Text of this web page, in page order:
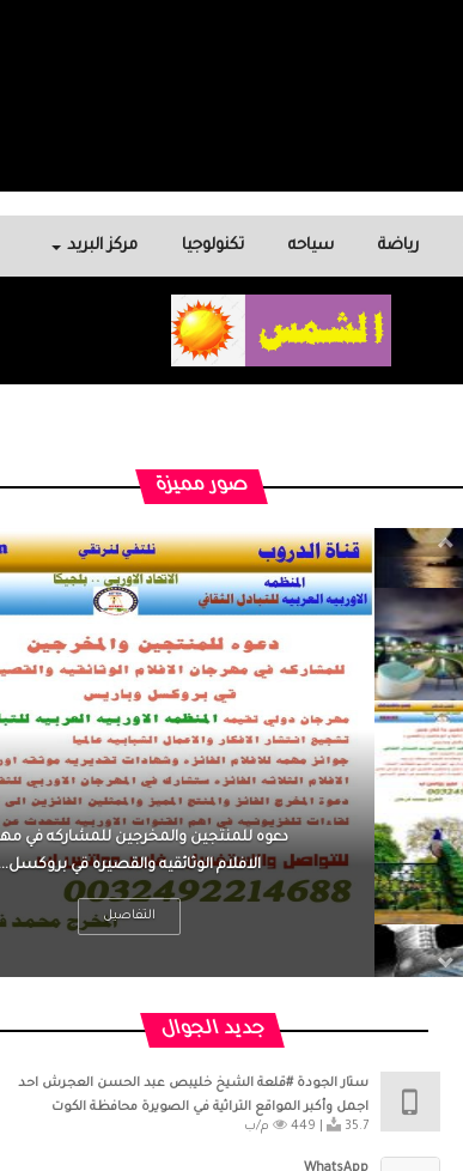
رياضة سياحه تكنولوجيا مركز البريد
صور مميزة
دعوه للمنتجين والمخرجين للمشاركه في
الافلام الوثائقيه والقصيره قي
التفاصيل
جديد الجوال
ستار الجودة #قلعة الشيخ خليبص عبد الحسن العجرش احد
اجمل وأكبر المواقع التراثية في الصويرة محافظة الكوت
449 |
35.7 م/ب